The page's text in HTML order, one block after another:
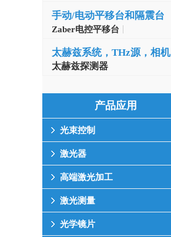
手动/电动平移台和隔震台
Zaber电控平移台
太赫兹系统，THz源，相机
太赫兹探测器
产品应用
光束控制
激光器
高端激光加工
激光测量
光学镜片